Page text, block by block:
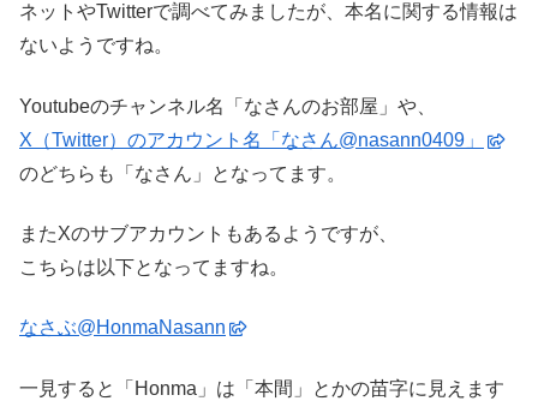
ネットやTwitterで調べてみましたが、本名に関する情報は
ないようですね。
Youtubeのチャンネル名「なさんのお部屋」や、
X（Twitter）のアカウント名「なさん@nasann0409」
のどちらも「なさん」となってます。
またXのサブアカウントもあるようですが、
こちらは以下となってますね。
なさぶ@HonmaNasann
一見すると「Honma」は「本間」とかの苗字に見えます